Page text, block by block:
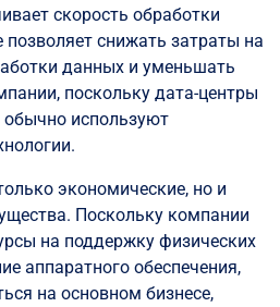
скорость обработки
снижать затраты на
данных и уменьшать
поскольку дата-центры
используют
экономические, но и
Поскольку компании
на поддержку физических
аппаратного обеспечения,
на основном бизнесе,